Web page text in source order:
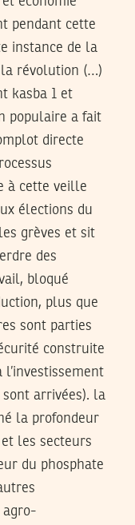
pendant cette
instance de la
la révolution (…)
kasba 1 et
populaire a fait
directe
à cette veille
élections du
grèves et sit
des
bloqué
plus que
sont parties
construite
sont arrivées). la
la profondeur
les secteurs
du phosphate
agro-